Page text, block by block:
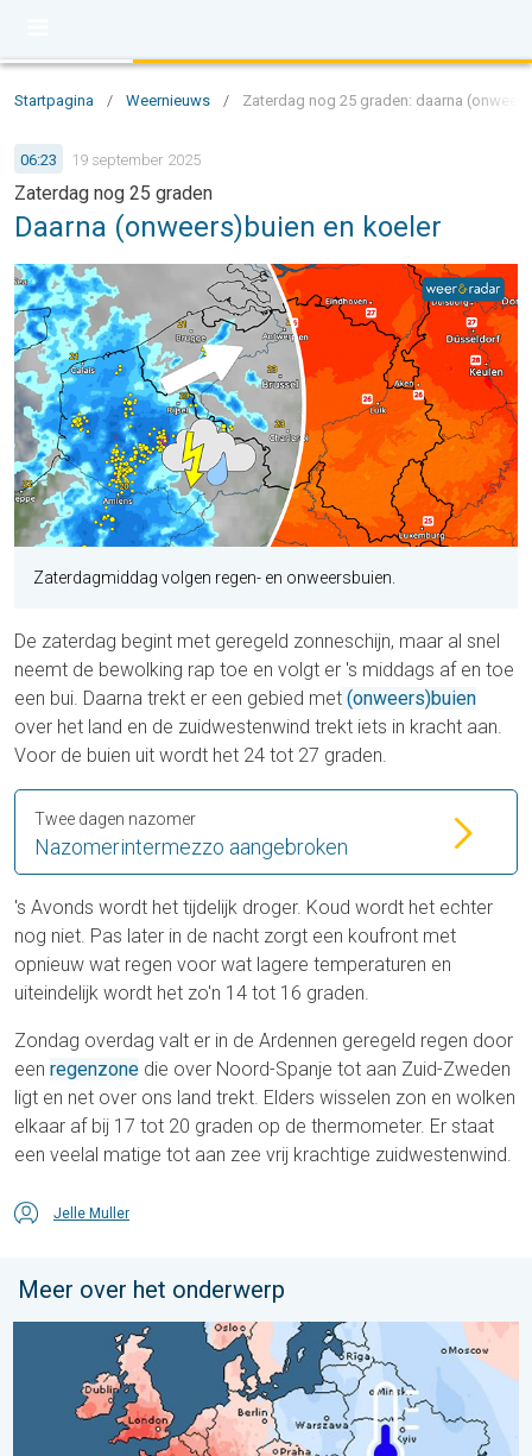
Startpagina / Weernieuws / Zaterdag nog 25 graden: daarna
06:23 19 september 2025
Zaterdag nog 25 graden
Daarna (onweers)buien en koeler
Zaterdagmiddag volgen regen- en onweersbuien.
De zaterdag begint met geregeld zonneschijn, maar al snel
neemt de bewolking rap toe en volgt er 's middags af en toe
een bui. Daarna trekt er een gebied met (onweers)buien
over het land en de zuidwestenwind trekt iets in kracht aan.
Voor de buien uit wordt het 24 tot 27 graden.
Nazomerintermezzo aangebroken
Twee dagen nazomer
's Avonds wordt het tijdelijk droger. Koud wordt het echter
nog niet. Pas later in de nacht zorgt een koufront met
opnieuw wat regen voor wat lagere temperaturen en
uiteindelijk wordt het zo'n 14 tot 16 graden.
Zondag overdag valt er in de Ardennen geregeld regen door
een regenzone die over Noord-Spanje tot aan Zuid-Zweden
ligt en net over ons land trekt. Elders wisselen zon en wolken
elkaar af bij 17 tot 20 graden op de thermometer. Er staat
een veelal matige tot aan zee vrij krachtige zuidwestenwind.
Jelle Muller
Meer over het onderwerp
Grote weersverschillen in juli. Tweedeling Europa. . .